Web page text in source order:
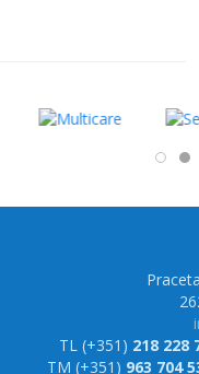
TL (+351) 218 228
TM (+351) 963 704